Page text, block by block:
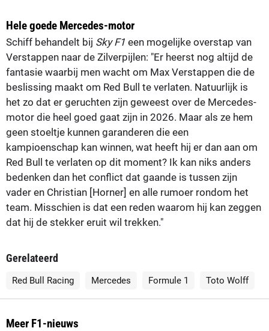
Hele goede Mercedes-motor
Schiff behandelt bij Sky F1 een mogelijke overstap van
Verstappen naar de Zilverpijlen: "Er heerst nog altijd de
fantasie waarbij men wacht om Max Verstappen die de
beslissing maakt om Red Bull te verlaten. Natuurlijk is
het zo dat er geruchten zijn geweest over de Mercedes-
motor die heel goed gaat zijn in 2026. Maar als ze hem
geen stoeltje kunnen garanderen die een
kampioenschap kan winnen, wat heeft hij er dan aan om
Red Bull te verlaten op dit moment? Ik kan niks anders
bedenken dan het conflict dat gaande is tussen zijn
vader en Christian [Horner] en alle rumoer rondom het
team. Misschien is dat een reden waarom hij kan zeggen
dat hij de stekker eruit wil trekken."
Gerelateerd
Red Bull Racing Mercedes Formule 1 Toto Wolff
Meer F1-nieuws